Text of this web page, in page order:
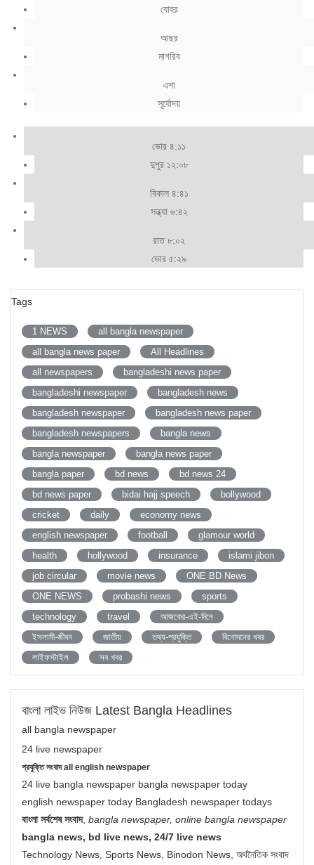
যোহর
আছর
মাগরিব
এশা
সূর্যোদয়
ভোর ৪:১১
দুপুর ১২:০৮
বিকাল ৪:৪১
সন্ধ্যা ৬:৪২
রাত ৮:০২
ভোর ৫:২৯
Tags
1 NEWS
all bangla newspaper
all bangla news paper
All Headlines
all newspapers
bangladeshi news paper
bangladeshi newspaper
bangladesh news
bangladesh newspaper
bangladesh news paper
bangladesh newspapers
bangla news
bangla newspaper
bangla news paper
bangla paper
bd news
bd news 24
bd news paper
bidai hajj speech
bollywood
cricket
daily
economy news
english newspaper
football
glamour world
health
hollywood insurance
islami jibon
job circular
movie news
ONE BD News
ONE NEWS
probashi news
sports
technology
travel
আজকের-এই-দিনে
ইসলামী-জীবন
জাতীয় তথ্য-প্রযুক্তি
বিনোদনের খবর
লাইফস্টাইল
সব খবর
বাংলা লাইভ নিউজ Latest Bangla Headlines
all bangla newspaper
24 live newspaper
প্রযুক্তি সংবাদ all english newspaper
24 live bangla newspaper bangla newspaper today
english newspaper today Bangladesh newspaper todays
বাংলা সর্বশেষ সংবাদ, bangla newspaper, online bangla newspaper
bangla news, bd live news, 24/7 live news
Technology News, Sports News, Binodon News, অর্থনৈতিক সংবাদ